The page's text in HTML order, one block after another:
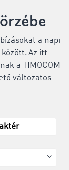
a napi
Az itt
a TIMOCOM
változatos